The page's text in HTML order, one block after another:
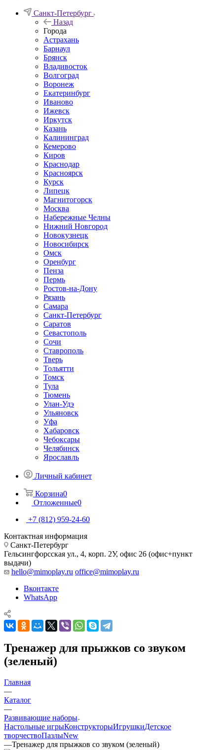
Санкт-Петербург
Назад
Города
Астрахань
Барнаул
Брянск
Владивосток
Волгоград
Воронеж
Екатеринбург
Иваново
Ижевск
Иркутск
Казань
Калининград
Кемерово
Киров
Краснодар
Красноярск
Курск
Липецк
Магнитогорск
Москва
Набережные Челны
Нижний Новгород
Новокузнецк
Новосибирск
Омск
Оренбург
Пенза
Пермь
Ростов-на-Дону
Рязань
Самара
Санкт-Петербург
Саратов
Севастополь
Сочи
Ставрополь
Тверь
Тольятти
Томск
Тула
Тюмень
Улан-Удэ
Ульяновск
Уфа
Хабаровск
Чебоксары
Челябинск
Ярославль
Личный кабинет
Корзина0
Отложенные0
+7 (812) 959-24-60
Контактная информация
Санкт-Петербург
Гельсингфорсская ул., 4, корп. 2У, офис 26 (офис+пункт
выдачи)
hello@mimoplay.ru office@mimoplay.ru
Вконтакте
WhatsApp
Тренажер для прыжков со звуком
(зеленый)
Главная
—
Каталог
—
Развивающие наборы
Настольные игрыКонструкторыИгрушкиДетское
творчествоПазлыNew
—Тренажер для прыжков со звуком (зеленый)